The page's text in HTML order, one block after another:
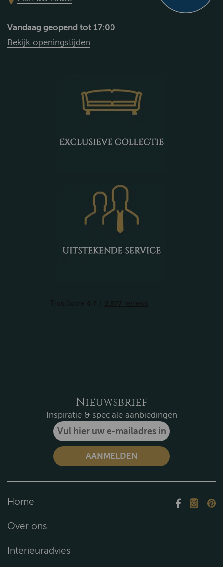
Vandaag geopend tot 17:00
Bekijk openingstijden
Nieuwsbrief
Inspiratie & speciale aanbiedingen
Home
Over ons
Interieuradvies